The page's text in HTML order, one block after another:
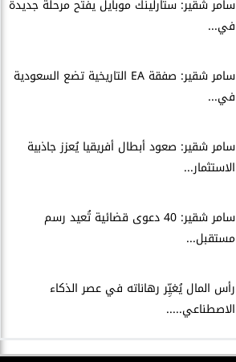
سامر شقير: ستارلينك موبايل يفتح مرحلة جديدة
في...
سامر شقير: صفقة EA التاريخية تضع السعودية
في...
سامر شقير: صعود أبطال أفريقيا يُعزز جاذبية
الاستثمار...
سامر شقير: 40 دعوى قضائية تُعيد رسم
مستقبل...
رأس المال يُغيِّر رهاناته في عصر الذكاء
الاصطناعي.....